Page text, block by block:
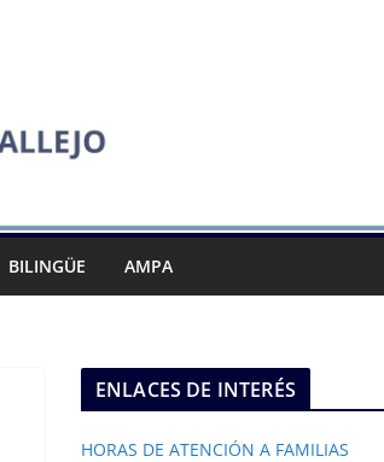
BILINGÜE AMPA
ENLACES DE INTERÉS
HORAS DE ATENCIÓN A FAMILIAS